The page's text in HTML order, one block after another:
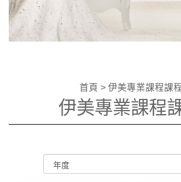
首頁 > 伊美專業課程課
伊美專業課程